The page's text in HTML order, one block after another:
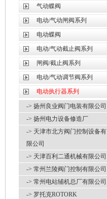
气动蝶阀
电动/气动闸阀系列
电动蝶阀
电动/气动截止阀系列
闸阀/截止阀系列
电动/气动调节阀系列
电动执行器系列
-> 扬州良业阀门电装有限公司
-> 扬州电力设备修造厂
-> 天津市北方阀门控制设备有
限公司
-> 天津百利二通机械有限公司
-> 常州兰陵阀门控制有限公司
-> 常州电站辅机总厂有限公司
-> 罗托克ROTORK